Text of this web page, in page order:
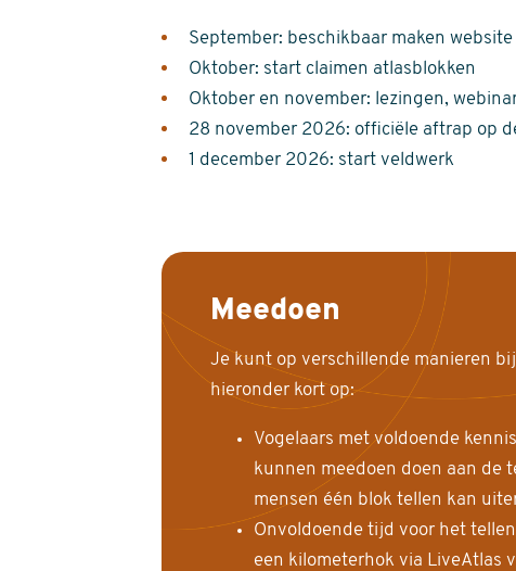
September: beschikbaar maken website
Oktober: start claimen atlasblokken
Oktober en november: lezingen,
28 november 2026: officiële aftrap op
1 december 2026: start veldwerk
Meedoen
Je kunt op verschillende manieren
hieronder kort op:
Vogelaars met voldoende
kunnen meedoen doen aan de
mensen één blok tellen kan
Onvoldoende tijd voor het
een kilometerhok via LiveAtlas